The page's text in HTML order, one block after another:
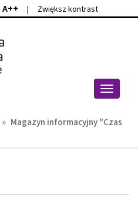
A++ | Zwiększ kontrast
Przełącz
» Magazyn informacyjny "Czas